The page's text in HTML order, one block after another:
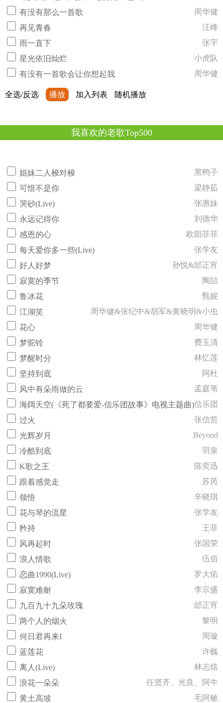
有没有那么一首歌
周华健
再见青春
汪峰
雨一直下
张宇
星光依旧灿烂
小虎队
有没有一首歌会让你想起我
周华健
全选/反选 播放 加入列表 随机播放
我喜欢的老歌Top500
姐妹二人梭对梭
黑鸭子
可惜不是你
梁静茹
哭砂(Live)
张惠妹
永远记得你
刘德华
感恩的心
欧阳菲菲
每天爱你多一些(Live)
张学友
好人好梦
孙悦&邰正宵
寂寞的季节
陶喆
鲁冰花
甄妮
江湖笑
周华健&张纪中&胡军&黄晓明&小虫
花心
周华健
梦驼铃
费玉清
梦醒时分
林忆莲
坚持到底
阿杜
风中有朵雨做的云
孟庭苇
海阔天空(《死了都要爱-信乐团故事》电视主题曲)信乐团
过火
张信哲
光辉岁月
Beyond
冷酷到底
羽泉
K歌之王
陈奕迅
跟着感觉走
苏芮
领悟
辛晓琪
花与琴的流星
张学友
矜持
王菲
风再起时
张国荣
浪人情歌
伍佰
恋曲1990(Live)
罗大佑
寂寞难耐
李宗盛
九百九十九朵玫瑰
邰正宵
两个人的烟火
黎明
何日君再来I
周璇
蓝莲花
许巍
离人(Live)
林志炫
浪花一朵朵
任贤齐、光良、阿牛
黄土高坡
毛阿敏